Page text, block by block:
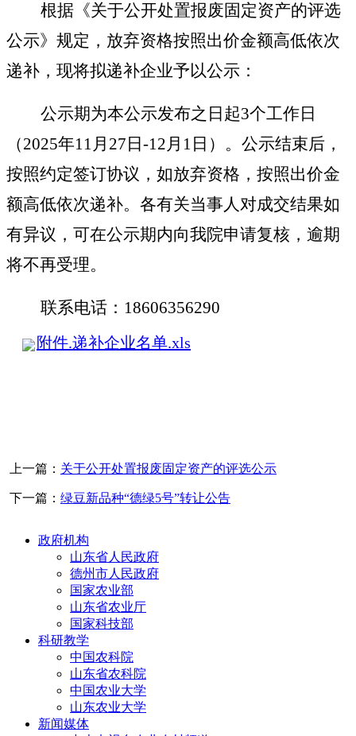
根据《关于公开处置报废固定资产的评选
公示》规定，放弃资格按照出价金额高低依次
递补，现将拟递补企业予以公示：
公示期为本公示发布之日起3个工作日
（2025年11月27日-12月1日） 。 公示结束后，
按照约定签订协议，如放弃资格，按照出价金
额高低依次递补。 各有关当事人对成交结果如
有异议，可在公示期内向我院申请复核， 逾期
将不再受理。
联系电话： 18606356290
附件.递补企业名单.xls
上一篇： 关于公开处置报废固定资产的评选公示
下一篇： 绿豆新品种“德绿5号”转让公告
政府机构
山东省人民政府
德州市人民政府
国家农业部
山东省农业厅
国家科技部
科研教学
中国农科院
山东省农科院
中国农业大学
山东农业大学
新闻媒体